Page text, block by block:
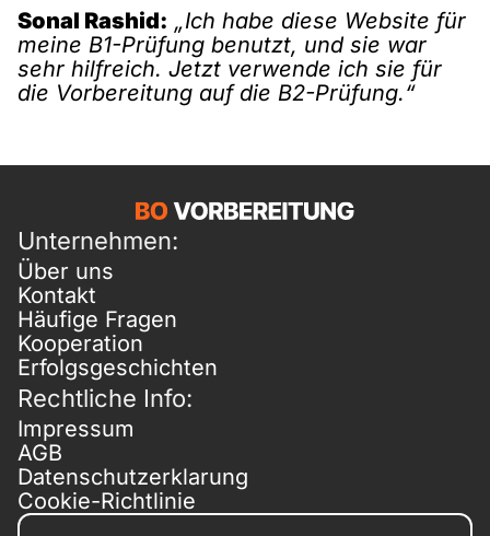
Sonal Rashid: „Ich habe diese Website für
meine B1-Prüfung benutzt, und sie war
sehr hilfreich. Jetzt verwende ich sie für
die Vorbereitung auf die B2-Prüfung.“
Unternehmen:
Über uns
Kontakt
Häufige Fragen
Kooperation
Erfolgsgeschichten
Rechtliche Info:
Impressum
AGB
Datenschutzerklarung
Cookie-Richtlinie